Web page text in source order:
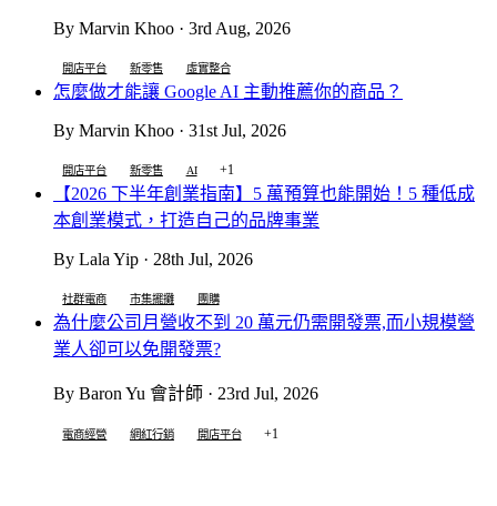
By Marvin Khoo · 3rd Aug, 2026
開店平台 新零售 虛實整合
怎麼做才能讓 Google AI 主動推薦你的商品？
By Marvin Khoo · 31st Jul, 2026
開店平台 新零售 AI +1
【2026 下半年創業指南】5 萬預算也能開始！5 種低成
本創業模式，打造自己的品牌事業
By Lala Yip · 28th Jul, 2026
社群電商 市集擺攤 團購
為什麼公司月營收不到 20 萬元仍需開發票,而小規模營
業人卻可以免開發票?
By Baron Yu 會計師 · 23rd Jul, 2026
電商經營 網紅行銷 開店平台 +1